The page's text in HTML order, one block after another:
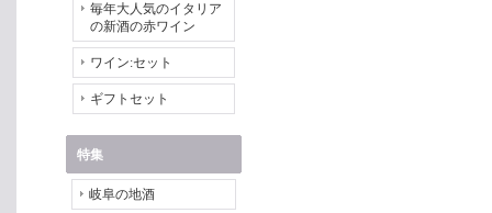
毎年大人気のイタリア
の新酒の赤ワイン
ワイン:セット
ギフトセット
特集
岐阜の地酒